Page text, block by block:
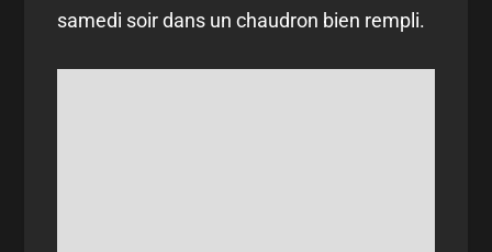
samedi soir dans un chaudron bien rempli.